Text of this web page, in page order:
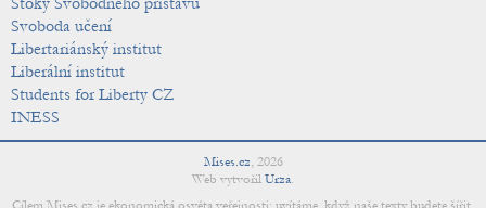
Svoboda učení
Libertariánský institut
Liberální institut
Students for Liberty CZ
INESS
Mises.cz, 2026
Web vytvořil Urza.
Cílem Mises.cz je ekonomická osvěta veřejnosti; uvítáme, když naše texty budete šířit.